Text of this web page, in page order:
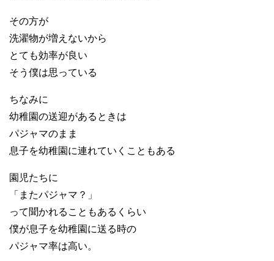
その方が
洗濯物が増えないから
とても効率が良い
そう僕は思っている
ちなみに
幼稚園の送迎があるときは
パジャマのまま
息子を幼稚園に連れていくこともある
園児たちに
「またパジャマ？」
って聞かれることもあるくらい
僕が息子を幼稚園に送る時の
パジャマ率は高い。